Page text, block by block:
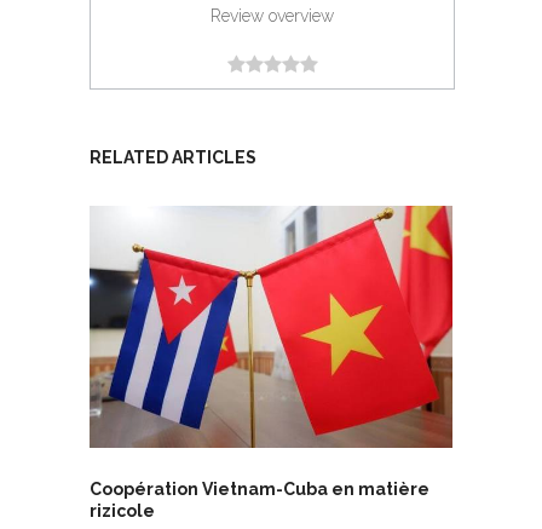
Review overview
RELATED ARTICLES
Coopération Vietnam-Cuba en matière
rizicole